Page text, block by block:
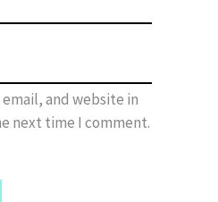
email, and website in
next time I comment.